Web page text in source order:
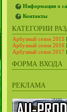
Информация о
Контакты
КАТЕГОРИИ
Арбузный сезон 2015
Арбузный сезон 2016
Арбузный сезон 2017
ФОРМА ВХОДА
РЕКЛАМА